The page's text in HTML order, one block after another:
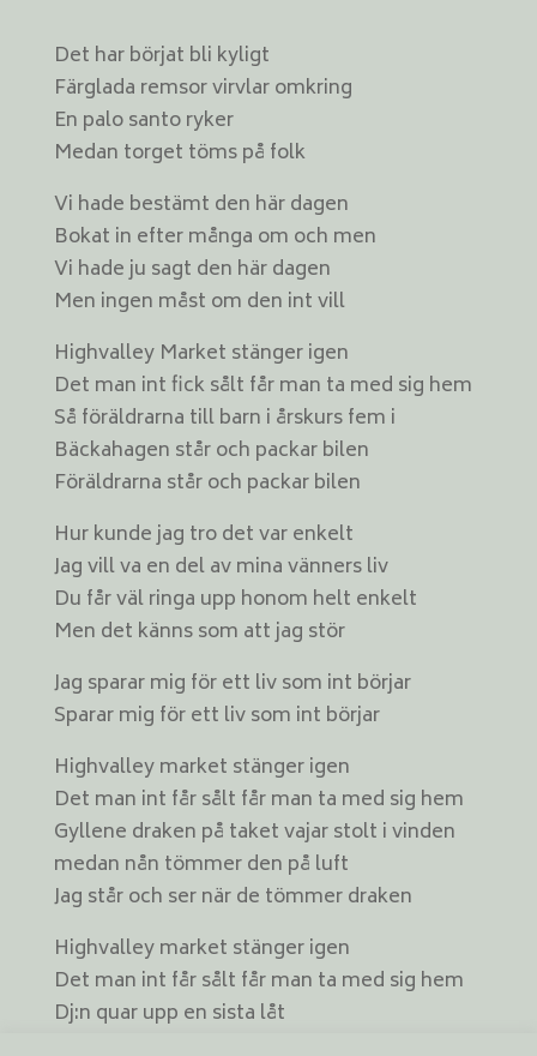
Det har börjat bli kyligt
Färglada remsor virvlar omkring
En palo santo ryker
Medan torget töms på folk
Vi hade bestämt den här dagen
Bokat in efter många om och men
Vi hade ju sagt den här dagen
Men ingen måst om den int vill
Highvalley Market stänger igen
Det man int fick sålt får man ta med sig hem
Så föräldrarna till barn i årskurs fem i
Bäckahagen står och packar bilen
Föräldrarna står och packar bilen
Hur kunde jag tro det var enkelt
Jag vill va en del av mina vänners liv
Du får väl ringa upp honom helt enkelt
Men det känns som att jag stör
Jag sparar mig för ett liv som int börjar
Sparar mig för ett liv som int börjar
Highvalley market stänger igen
Det man int får sålt får man ta med sig hem
Gyllene draken på taket vajar stolt i vinden
medan nån tömmer den på luft
Jag står och ser när de tömmer draken
Highvalley market stänger igen
Det man int får sålt får man ta med sig hem
Dj:n quar upp en sista låt